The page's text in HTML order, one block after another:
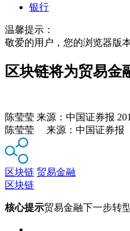
银行
温馨提示：
敬爱的用户，您的浏览器版
区块链将为贸易金
陈莹莹 来源： 中国证券报
陈莹莹 来源：中国证券报
区块链 贸易金融
区块链
核心提示贸易金融下一步转